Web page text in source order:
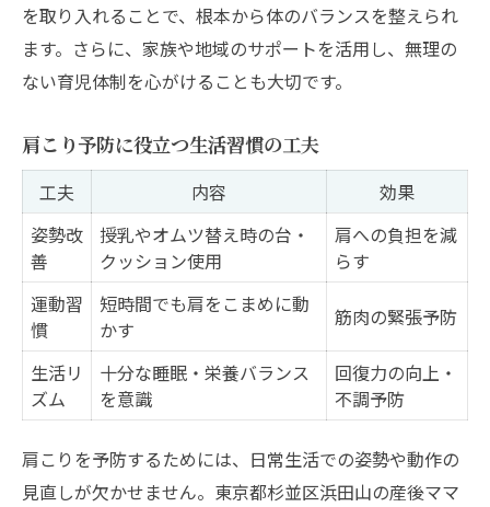
を取り入れることで、根本から体のバランスを整えられ
ます。さらに、家族や地域のサポートを活用し、無理の
ない育児体制を心がけることも大切です。
肩こり予防に役立つ生活習慣の工夫
工夫 内容
効果
姿勢改
善
授乳やオムツ替え時の台・
クッション使用
肩への負担を減
らす
運動習
慣
短時間でも肩をこまめに動
かす
筋肉の緊張予防
生活リ
ズム
十分な睡眠・栄養バランス
を意識
回復力の向上・
不調予防
肩こりを予防するためには、日常生活での姿勢や動作の
見直しが欠かせません。東京都杉並区浜田山の産後ママ